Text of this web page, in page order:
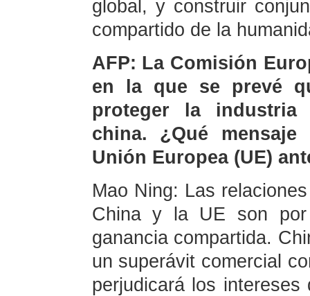
global, y construir
compartido de la
AFP: La Comisión
en la que se prevé
proteger la industria
china. ¿Qué
Unión Europea (UE)
Mao Ning: Las
China y la UE son
ganancia compartida.
un superávit comercial
perjudicará los